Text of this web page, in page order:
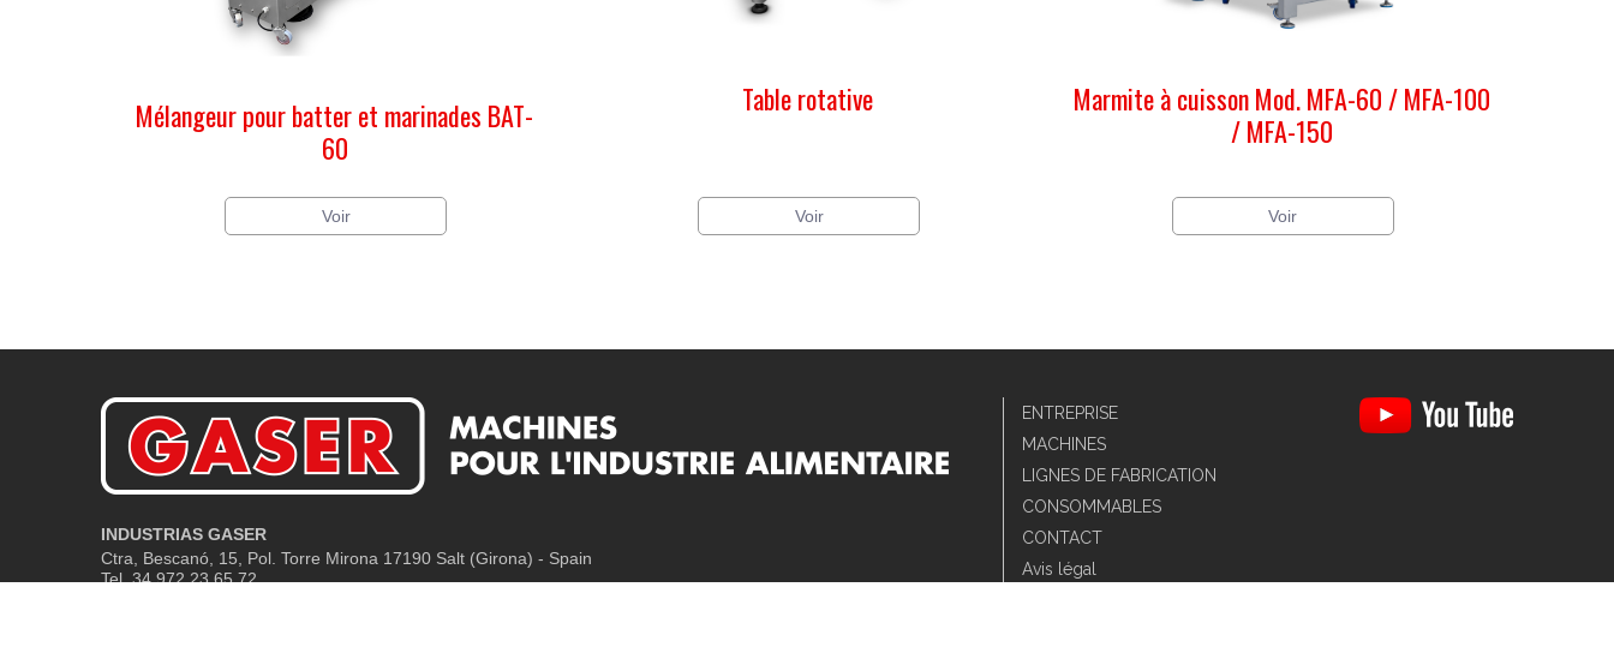
Mélangeur pour batter et marinades BAT-
60
Voir
Table rotative
Voir
Marmite à cuisson Mod. MFA-60 / MFA-100
/ MFA-150
Voir
INDUSTRIAS GASER
Ctra, Bescanó, 15, Pol. Torre Mirona 17190 Salt (Girona) - Spain
Tel. 34 972 23 65 72
ENTREPRISE
MACHINES
LIGNES DE FABRICATION
CONSOMMABLES
CONTACT
Avis légal